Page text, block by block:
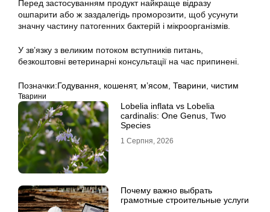
Перед застосуванням продукт найкраще відразу
ошпарити або ж заздалегідь проморозити, щоб усунути
значну частину патогенних бактерій і мікроорганізмів.
У зв’язку з великим потоком вступників питань,
безкоштовні ветеринарні консультації на час припинені.
Позначки:Годування кошенят, м’ясом Тварини чистим
Тварини
Lobelia inflata vs Lobelia
cardinalis: One Genus, Two
Species
1 Серпня, 2026
Почему важно выбрать
грамотные строительные услуги